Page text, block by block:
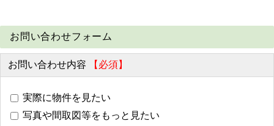
お問い合わせフォーム
お問い合わせ内容 【必須】
実際に物件を見たい
写真や間取図等をもっと見たい